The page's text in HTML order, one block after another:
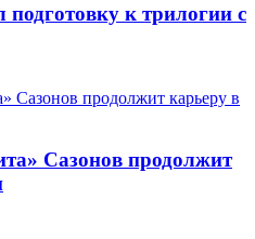
к трилогии с
Сазонов продолжит